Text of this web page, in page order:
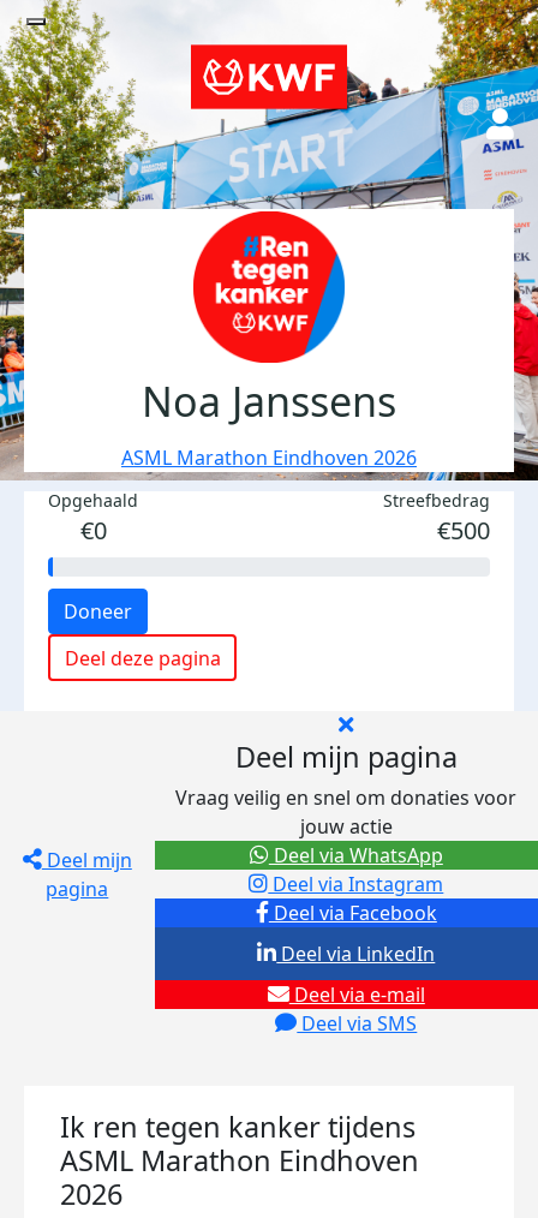
Noa Janssens
ASML Marathon Eindhoven 2026
Opgehaald
€0
Streefbedrag
€500
Doneer
Deel deze pagina
Deel mijn
pagina
Deel mijn pagina
Vraag veilig en snel om donaties voor
jouw actie
Deel via Facebook
Deel via Instagram
Deel via e-mail
Deel via SMS
Deel via LinkedIn
Deel via WhatsApp
Ik ren tegen kanker tijdens
ASML Marathon Eindhoven
2026